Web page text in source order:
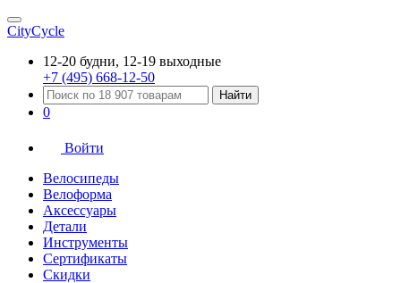
CityCycle
12-20 будни, 12-19 выходные
+7 (495) 668-12-50
Найти
0
Войти
Велосипеды
Велоформа
Аксессуары
Детали
Инструменты
Сертификаты
Скидки